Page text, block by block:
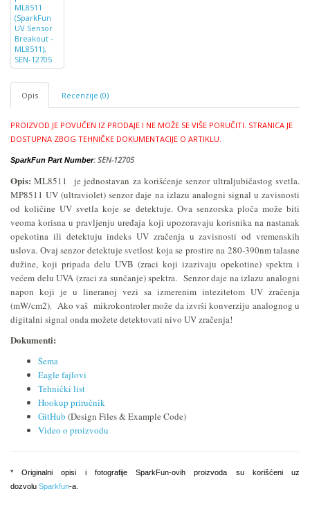
Opis Recenzije (0)
PROIZVOD JE POVUČEN IZ PRODAJE I NE MOŽE SE VIŠE PORUČITI. STRANICA JE
DOSTUPNA ZBOG TEHNIČKE DOKUMENTACIJE O ARTIKLU.
SparkFun Part Number: SEN-12705
Opis: ML8511 je jednostavan za korišćenje senzor ultraljubičastog svetla.
MP8511 UV (ultraviolet) senzor daje na izlazu analogni signal u zavisnosti
od količine UV svetla koje se detektuje. Ova senzorska ploča može biti
veoma korisna u pravljenju uređaja koji upozoravaju korisnika na nastanak
opekotina ili detektuju indeks UV zračenja u zavisnosti od vremenskih
uslova. Ovaj senzor detektuje svetlost koja se prostire na 280-390nm talasne
dužine, koji pripada delu UVB (zraci koji izazivaju opekotine) spektra i
većem delu UVA (zraci za sunčanje) spektra. Senzor daje na izlazu analogni
napon koji je u lineranoj vezi sa izmerenim intezitetom UV zračenja
(mW/cm2). Ako vaš mikrokontroler može da izvrši konverziju analognog u
digitalni signal onda možete detektovati nivo UV zračenja!
Dokumenti:
Šema
Eagle fajlovi
Tehnički list
Hookup priručnik
GitHub (Design Files & Example Code)
Video o proizvodu
* Originalni opisi i fotografije SparkFun-ovih proizvoda su korišćeni uz
dozvolu Sparkfun-a.